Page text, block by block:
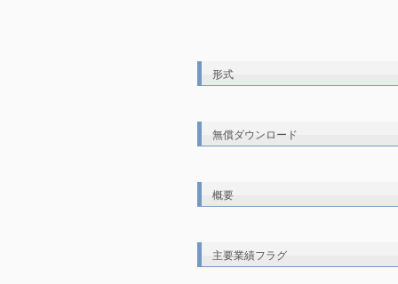
形式
無償ダウンロード
概要
主要業績フラグ